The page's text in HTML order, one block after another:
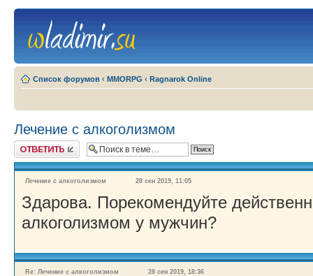
Список форумов ‹ MMORPG ‹ Ragnarok Online
Лечение с алкоголизмом
Ответить
Лечение с алкоголизмом 28 сен 2019, 11:05
Здарова. Порекомендуйте
алкоголизмом у мужчин?
Re: Лечение с алкоголизмом 28 сен 2019, 18:36